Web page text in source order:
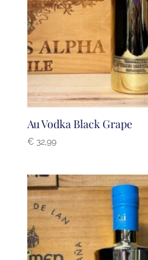
Au Vodka Black Grape
€32,99